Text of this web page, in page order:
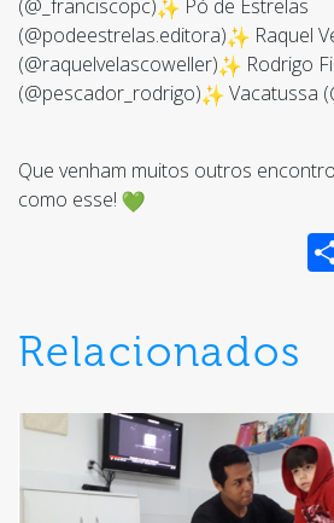
(@_franciscopc)
Pó de Estrelas
(@podeestrelas.editora)
Raquel
(@raquelvelascoweller)
Rodrigo
(@pescador_rodrigo)
Vacatussa
Que venham muitos outros
como esse!
Relacionados